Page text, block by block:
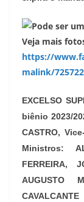
Veja mais
https://
malink/
EXCELSO
biênio 2023/
CASTRO,
Ministros:
FERREIRA,
AUGUSTO